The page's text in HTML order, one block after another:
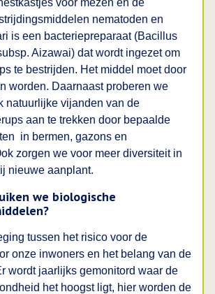
voor mezen en de
nematoden en
is een bacteriepreparaat (Bacillus
Aizawai) dat wordt ingezet om
te bestrijden. Het middel moet door
worden. Daarnaast proberen we
natuurlijke vijanden van de
aan te trekken door bepaalde
in bermen, gazons en
zorgen we voor meer diversiteit in
nieuwe aanplant.
we biologische
tussen het risico voor de
onze inwoners en het belang van de
wordt jaarlijks gemonitord waar de
het hoogst ligt, hier worden de